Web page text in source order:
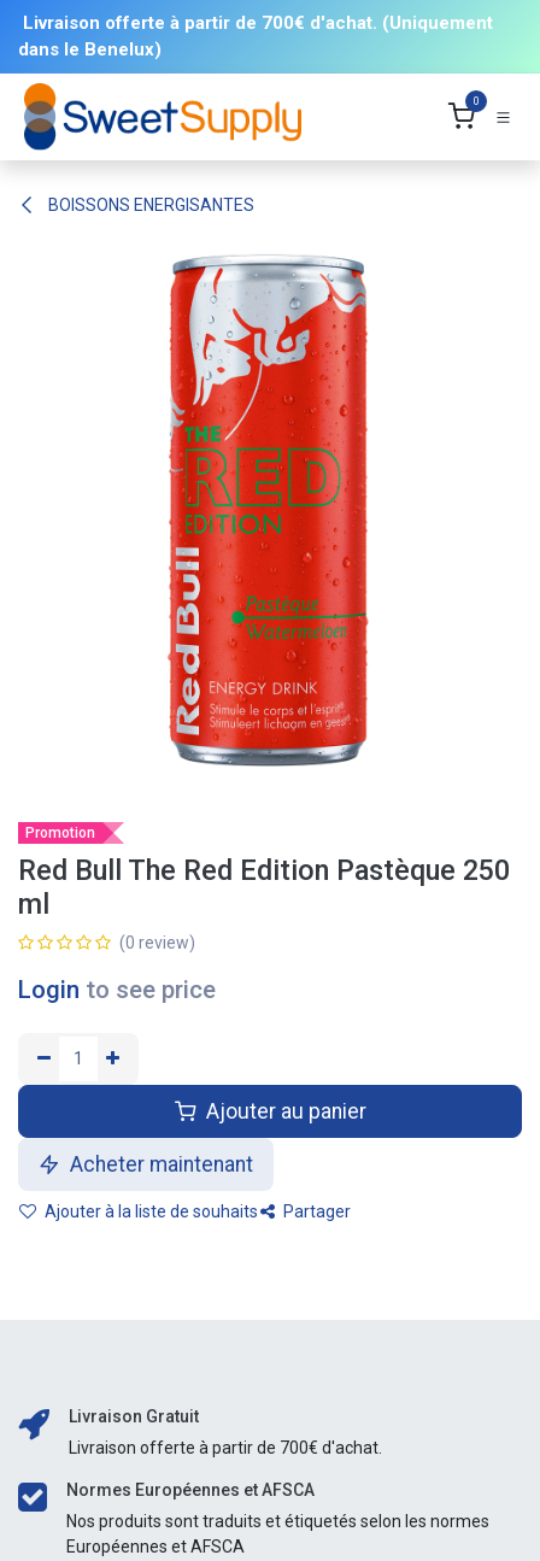
Livraison offerte à partir de 700€ d'achat. (Uniquement
dans le Benelux)
0
BOISSONS ENERGISANTES
Promotion
Red Bull The Red Edition Pastèque 250
ml
(0 review)
Login to see price
Ajouter au panier
Acheter maintenant
Ajouter à la liste de souhaits Partager
Livraison Gratuit
Livraison offerte à partir de 700€ d'achat.
Normes Européennes et AFSCA
Nos produits sont traduits et étiquetés selon les normes
Européennes et AFSCA